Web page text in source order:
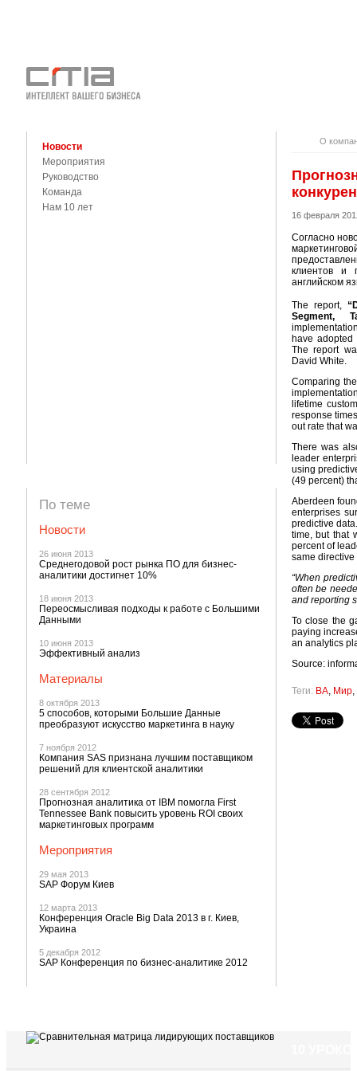
Новости
Мероприятия
Руководство
Команда
Нам 10 лет
По теме
Новости
26 июня 2013
Среднегодовой рост рынка ПО для бизнес-
аналитики достигнет 10%
18 июня 2013
Переосмысливая подходы к работе с Большими
Данными
10 июня 2013
Эффективный анализ
Материалы
8 октября 2013
5 способов, которыми Большие Данные
преобразуют искусство маркетинга в науку
7 ноября 2012
Компания SAS признана лучшим поставщиком
решений для клиентской аналитики
28 сентября 2012
Прогнозная аналитика от IBM помогла First
Tennessee Bank повысить уровень ROI своих
маркетинговых программ
Мероприятия
29 мая 2013
SAP Форум Киев
12 марта 2013
Конференция Oracle Big Data 2013 в г. Киев,
Украина
5 декабря 2012
SAP Конференция по бизнес-аналитике 2012
О
16 февраля
Согласно
клиентов и
английском
The report,
Segment,
have
The report
David White.
Comparing
lifetime
response
out rate that
There was
leader
using
(49 percent)
Aberdeen
enterprises
predictive
time, but that
percent of
same
“When
often be
and reporting
To close the
paying
an analytics
Source:
Теги: BA, Мир,